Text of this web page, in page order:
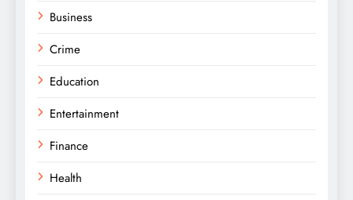
Business
Crime
Education
Entertainment
Finance
Health